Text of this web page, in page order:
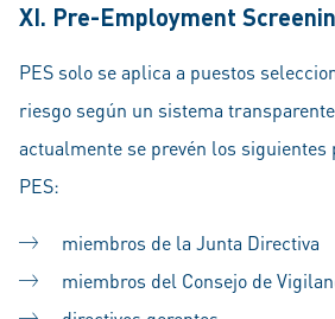
XI. Pre-Employment
PES solo se aplica a puestos
riesgo según un sistema
actualmente se prevén los
PES:
miembros de la Junta Directiva
miembros del Consejo de